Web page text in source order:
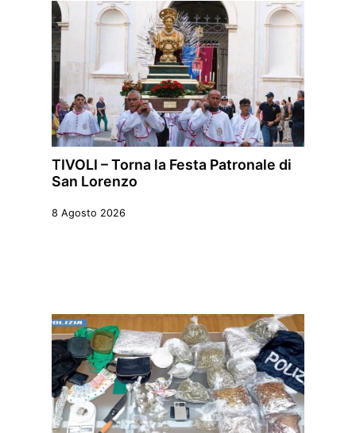
TIVOLI – Torna la Festa Patronale di
San Lorenzo
8 Agosto 2026